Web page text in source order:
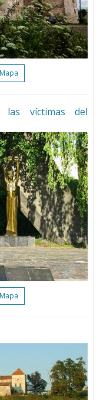
las víctimas del